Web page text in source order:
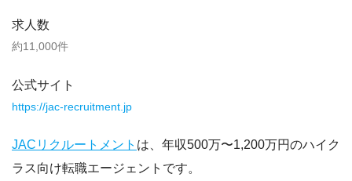
求人数
約11,000件
公式サイト
https://jac-recruitment.jp
JACリクルートメント は、 年収500万〜1,200万円のハイク
ラス向け転職エージェント です。